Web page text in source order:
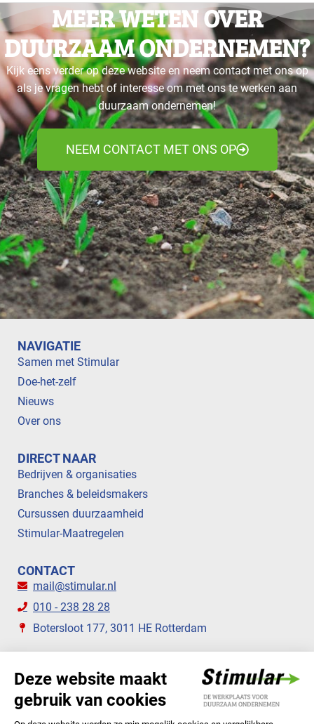
MEER WETEN OVER
DUURZAAM ONDERNEMEN?
Kijk eens verder op deze website en neem contact met ons op
als je vragen hebt of interesse om met ons te werken aan
duurzaam ondernemen!
NEEM CONTACT MET ONS OP
NAVIGATIE
Samen met Stimular
Doe-het-zelf
Nieuws
Over ons
DIRECT NAAR
Bedrijven & organisaties
Branches & beleidsmakers
Cursussen duurzaamheid
Stimular-Maatregelen
CONTACT
mail@stimular.nl
010 - 238 28 28
Botersloot 177, 3011 HE Rotterdam
STIMULAR NIEUWSBRIEVEN